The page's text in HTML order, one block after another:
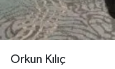
Orkun Kılıç